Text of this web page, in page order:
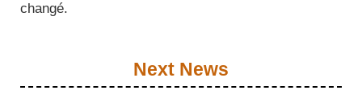
changé.
Next News